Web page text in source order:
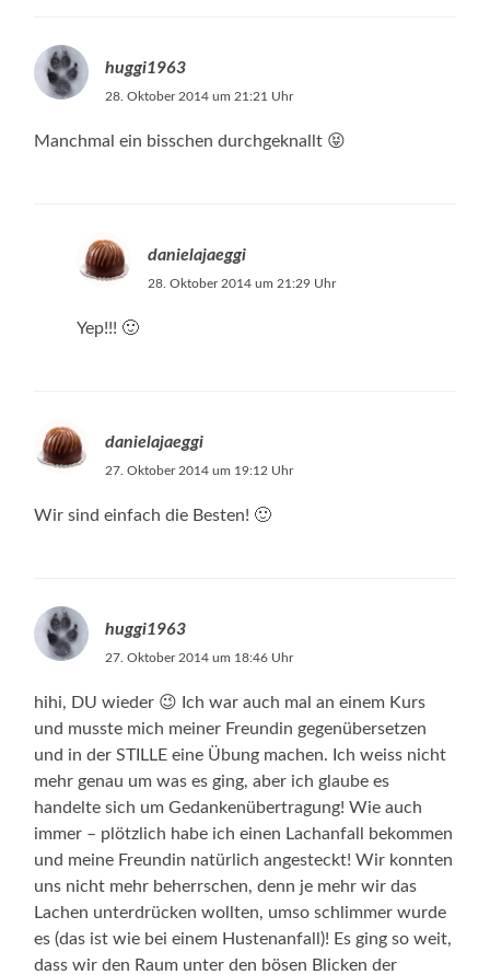
huggi1963
28. Oktober 2014 um 21:21 Uhr
Manchmal ein bisschen durchgeknallt 😝
danielajaeggi
28. Oktober 2014 um 21:29 Uhr
Yep!!! 🙂
danielajaeggi
27. Oktober 2014 um 19:12 Uhr
Wir sind einfach die Besten! 🙂
huggi1963
27. Oktober 2014 um 18:46 Uhr
hihi, DU wieder 😉 Ich war auch mal an einem Kurs
und musste mich meiner Freundin gegenübersetzen
und in der STILLE eine Übung machen. Ich weiss nicht
mehr genau um was es ging, aber ich glaube es
handelte sich um Gedankenübertragung! Wie auch
immer – plötzlich habe ich einen Lachanfall bekommen
und meine Freundin natürlich angesteckt! Wir konnten
uns nicht mehr beherrschen, denn je mehr wir das
Lachen unterdrücken wollten, umso schlimmer wurde
es (das ist wie bei einem Hustenanfall)! Es ging so weit,
dass wir den Raum unter den bösen Blicken der